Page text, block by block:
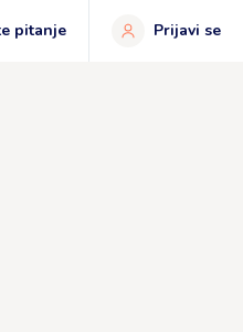
pitanje Prijavi se